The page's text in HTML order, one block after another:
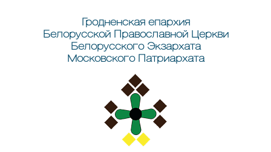
Гродненская епархия
Белорусской Православной Церкви
Белорусского Экзархата
Московского Патриархата